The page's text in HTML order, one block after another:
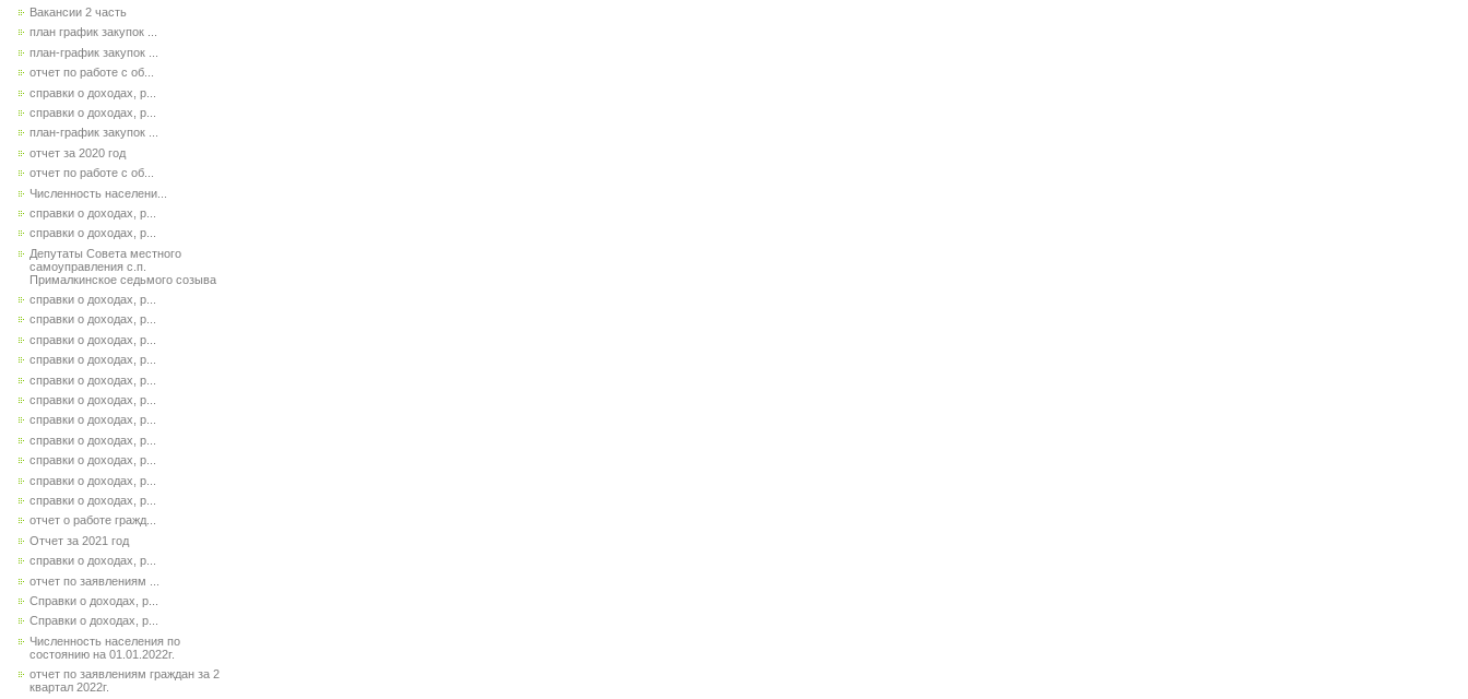
Вакансии 2 часть
план график закупок ...
план-график закупок ...
отчет по работе с об...
справки о доходах, р...
справки о доходах, р...
план-график закупок ...
отчет за 2020 год
отчет по работе с об...
Численность населени...
справки о доходах, р...
справки о доходах, р...
Депутаты Совета местного
самоуправления с.п.
Прималкинское седьмого созыва
справки о доходах, р...
справки о доходах, р...
справки о доходах, р...
справки о доходах, р...
справки о доходах, р...
справки о доходах, р...
справки о доходах, р...
справки о доходах, р...
справки о доходах, р...
справки о доходах, р...
справки о доходах, р...
отчет о работе гражд...
Отчет за 2021 год
справки о доходах, р...
отчет по заявлениям ...
Справки о доходах, р...
Справки о доходах, р...
Численность населения по
состоянию на 01.01.2022г.
отчет по заявлениям граждан за 2
квартал 2022г.